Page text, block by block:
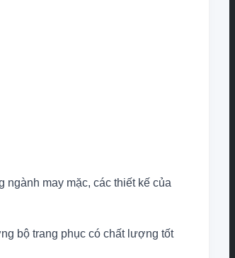
may mặc, các thiết kế của
bộ trang phục có chất lượng tốt